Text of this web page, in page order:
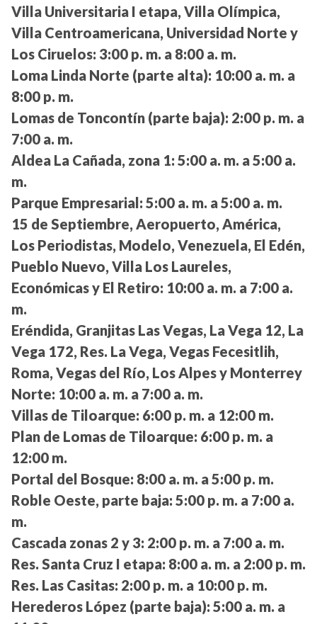
Villa Universitaria I etapa, Villa Olímpica,
Villa Centroamericana, Universidad Norte y
Los Ciruelos: 3:00 p. m. a 8:00 a. m.
Loma Linda Norte (parte alta): 10:00 a. m. a
8:00 p. m.
Lomas de Toncontín (parte baja): 2:00 p. m. a
7:00 a. m.
Aldea La Cañada, zona 1: 5:00 a. m. a 5:00 a.
m.
Parque Empresarial: 5:00 a. m. a 5:00 a. m.
15 de Septiembre, Aeropuerto, América,
Los Periodistas, Modelo, Venezuela, El Edén,
Pueblo Nuevo, Villa Los Laureles,
Económicas y El Retiro: 10:00 a. m. a 7:00 a.
m.
Eréndida, Granjitas Las Vegas, La Vega 12, La
Vega 172, Res. La Vega, Vegas Fecesitlih,
Roma, Vegas del Río, Los Alpes y Monterrey
Norte: 10:00 a. m. a 7:00 a. m.
Villas de Tiloarque: 6:00 p. m. a 12:00 m.
Plan de Lomas de Tiloarque: 6:00 p. m. a
12:00 m.
Portal del Bosque: 8:00 a. m. a 5:00 p. m.
Roble Oeste, parte baja: 5:00 p. m. a 7:00 a.
m.
Cascada zonas 2 y 3: 2:00 p. m. a 7:00 a. m.
Res. Santa Cruz I etapa: 8:00 a. m. a 2:00 p. m.
Res. Las Casitas: 2:00 p. m. a 10:00 p. m.
Herederos López (parte baja): 5:00 a. m. a